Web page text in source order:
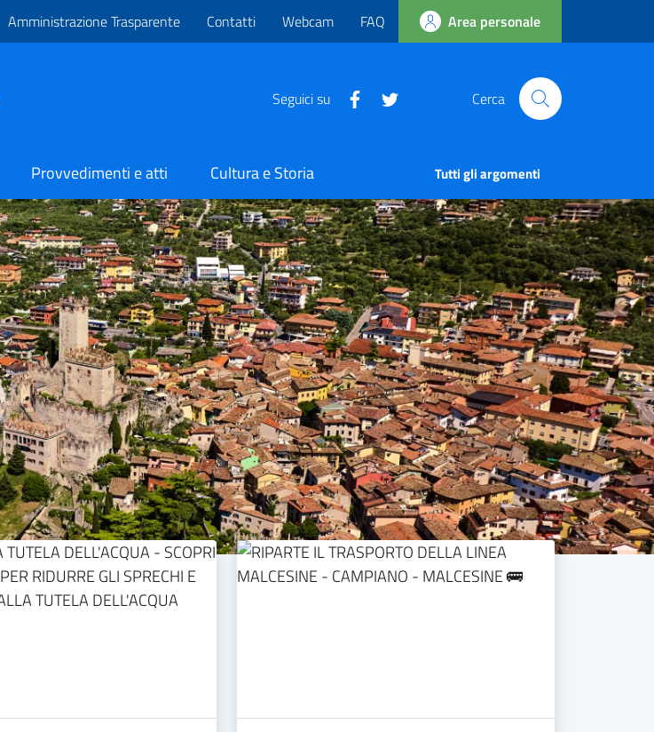
Amministrazione Trasparente Contatti Webcam FAQ Area personale
Seguici su Cerca
Provvedimenti e atti Cultura e Storia Tutti gli argomenti